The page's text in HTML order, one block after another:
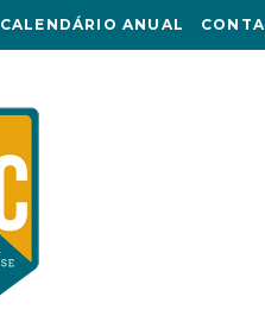
CALENDÁRIO ANUAL